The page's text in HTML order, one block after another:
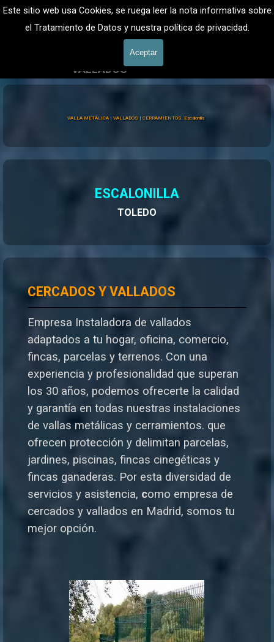
Este sitio web usa Cookies, se ruega leer la nota informativa sobre
el Tratamiento de Datos y nuestra política de privacidad.
Aceptar
Vaya al ContenidoVALLADOS METALICOS MADRID - VALLADO DE FINCAS
Valla Hercules, Vallado de fincas
VALLADOSValla Hércules
VALLA METÁLICA | VALLADOS | CERRAMIENTOS, Escalonilla
ESCALONILLA
TOLEDO
CERCADOS Y VALLADOS
Empresa Instaladora de vallados
adaptados a tu hogar, oficina, comercio,
fincas, parcelas y terrenos. Con una
experiencia y profesionalidad que superan
los 30 años, podemos ofrecerte la calidad
y garantía en todas nuestras instalaciones
de vallas metálicas y cerramientos. que
ofrecen protección y delimitan parcelas,
jardines, piscinas, fincas cinegéticas y
fincas ganaderas. Por esta diversidad de
servicios y asistencia, como empresa de
cercados y vallados en Madrid, somos tu
mejor opción.